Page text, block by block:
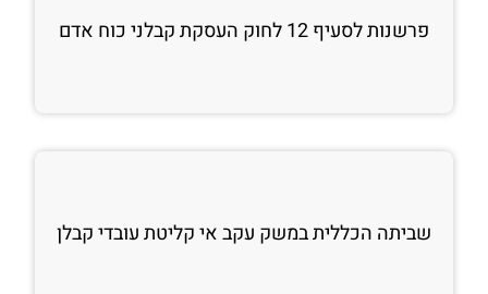
פרשנות לסעיף 12 לחוק העסקת קבלני כוח אדם
שביתה הכללית במשק עקב אי קליטת עובדי קבלן